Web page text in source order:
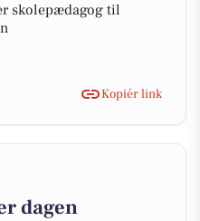
skolepædagog til
Kopiér link
dagen